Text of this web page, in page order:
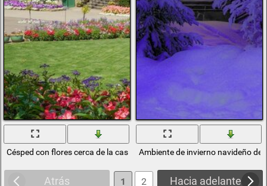
Césped con flores cerca de la casa y la cabañaAmbiente de invierno navideño de
Atrás Hacia adelante
1 2